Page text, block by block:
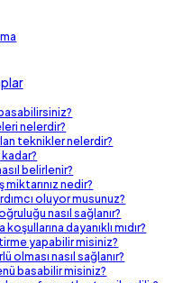
nelerdir?
teknikler nelerdir?
belirlenir?
nedir?
oluyor musunuz?
nasıl sağlanır?
dayanıklı mıdır?
yapabilir misiniz?
olması nasıl sağlanır?
basabilir misiniz?